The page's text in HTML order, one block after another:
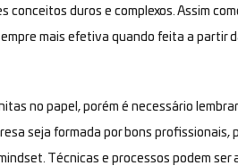
duros e complexos. Assim
mais efetiva quando feita a partir
no papel, porém é necessário
seja formada por bons profissionais,
. Técnicas e processos podem ser